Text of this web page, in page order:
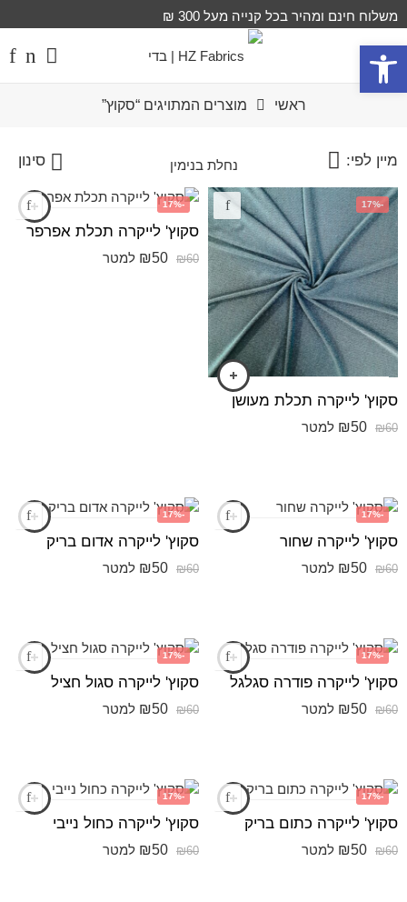
פתח סרגל נגישות
משלוח חינם ומהיר בכל קנייה מעל 300 ₪
ראשי מוצרים המתויגים “סקוץ”
סינון מיין לפי:
-17%
סקוץ' לייקרה תכלת מעושן
₪60
₪50 למטר
-17%
סקוץ' לייקרה תכלת אפרפר
₪60
₪50 למטר
-17%
סקוץ' לייקרה שחור
₪60
₪50 למטר
-17%
סקוץ' לייקרה אדום בריק
₪60
₪50 למטר
-17%
סקוץ' לייקרה פודרה סגלגל
₪60
₪50 למטר
-17%
סקוץ' לייקרה סגול חציל
₪60
₪50 למטר
-17%
סקוץ' לייקרה כתום בריק
₪60
₪50 למטר
-17%
סקוץ' לייקרה כחול נייבי
₪60
₪50 למטר